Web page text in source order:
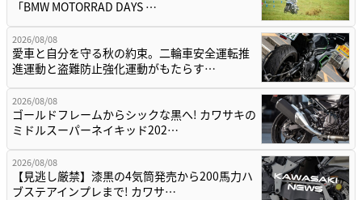
「BMW MOTORRAD DAYS …
2026/08/08
愛車と自分を守る秋の約束。二輪車安全運転推
進運動と盗難防止強化運動がもたらす…
2026/08/08
ゴールドフレームからシックな黒へ! カワサキの
ミドルスーパーネイキッド202…
2026/08/08
【見逃し厳禁】漆黒の4気筒発売から200馬力ハ
ブステアインプレまで! カワサ…